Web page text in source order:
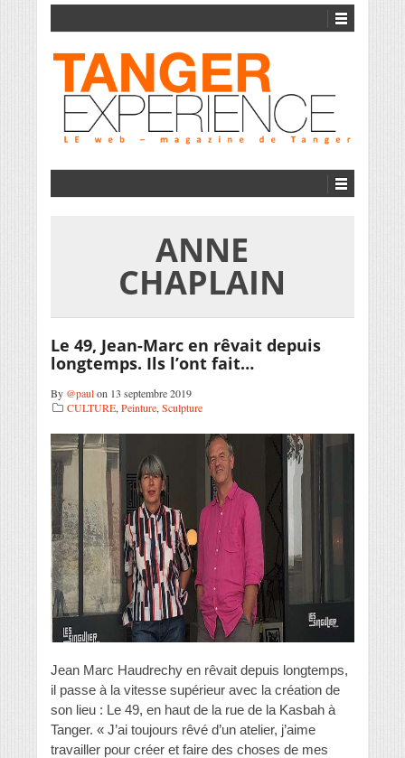
ANNE
CHAPLAIN
Le 49, Jean-Marc en rêvait depuis
longtemps. Ils l’ont fait…
By @paulon 13 septembre 2019
CULTURE, Peinture, Sculpture
Jean Marc Haudrechy en rêvait depuis longtemps,
il passe à la vitesse supérieur avec la création de
son lieu : Le 49, en haut de la rue de la Kasbah à
Tanger. « J’ai toujours rêvé d’un atelier, j’aime
travailler pour créer et faire des choses de mes